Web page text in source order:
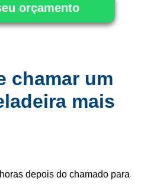
orçamento
chamar um
mais
depois do chamado para